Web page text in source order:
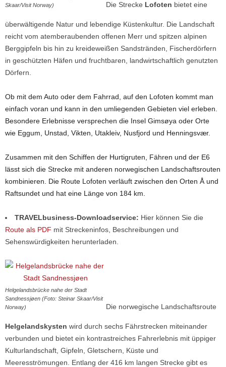
Skaar/Visit Norway)
Die Strecke Lofoten bietet eine
überwältigende Natur und lebendige Küstenkultur. Die Landschaft
reicht vom atemberaubenden offenen Merr und spitzen alpinen
Berggipfeln bis hin zu kreideweißen Sandstränden, Fischerdörfern
in geschützten Häfen und fruchtbaren, landwirtschaftlich genutzten
Dörfern.
Ob mit dem Auto oder dem Fahrrad, auf den Lofoten kommt man
einfach voran und kann in den umliegenden Gebieten viel erleben.
Besondere Erlebnisse versprechen die Insel Gimsøya oder Orte
wie Eggum, Unstad, Vikten, Utakleiv, Nusfjord und Henningsvær.
Zusammen mit den Schiffen der Hurtigruten, Fähren und der E6
lässt sich die Strecke mit anderen norwegischen Landschaftsrouten
kombinieren. Die Route Lofoten verläuft zwischen den Orten Å und
Raftsundet und hat eine Länge von 184 km.
TRAVELbusiness-Downloadservice: Hier können Sie die
Route als PDF mit Streckeninfos, Beschreibungen und
Sehenswürdigkeiten herunterladen.
Helgelandsbrücke nahe der Stadt
Sandnessjøen (Foto: Steinar Skaar/Visit
Norway)
Die norwegische Landschaftsroute
Helgelandskysten wird durch sechs Fährstrecken miteinander
verbunden und bietet ein kontrastreiches Fahrerlebnis mit üppiger
Kulturlandschaft, Gipfeln, Gletschern, Küste und
Meeresströmungen. Entlang der 416 km langen Strecke gibt es